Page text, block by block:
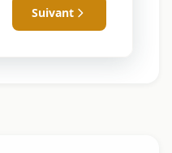
Suivant